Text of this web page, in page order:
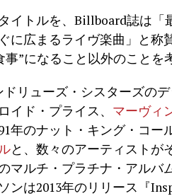
イトルを、Billboard誌は
に広まるライヴ楽曲」と
事”になること以外のことを
リューズ・シスターズの
イド・プライス、 マーヴィ
年のナット・キング・コ
と、数々のアーティストが
マルチ・プラチナ・アルバ
ンは2013年のリリース『